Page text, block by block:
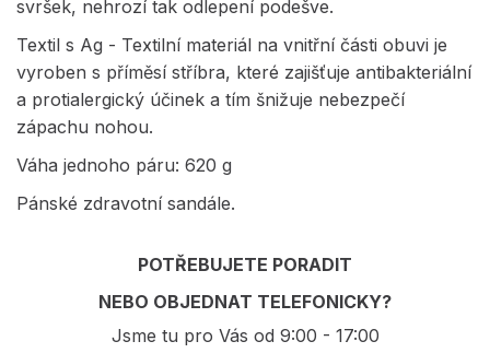
svršek, nehrozí tak odlepení podešve.
Textil s Ag - Textilní materiál na vnitřní části obuvi je
vyroben s příměsí stříbra, které zajišťuje antibakteriální
a protialergický účinek a tím šnižuje nebezpečí
zápachu nohou.
Váha jednoho páru: 620 g
Pánské zdravotní sandále.
POTŘEBUJETE PORADIT
NEBO OBJEDNAT TELEFONICKY?
Jsme tu pro Vás od 9:00 - 17:00